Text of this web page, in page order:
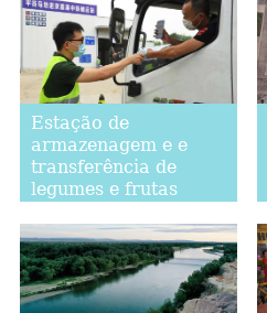
Estação de
armazenagem e e
transferência de
legumes e frutas
em Beijing